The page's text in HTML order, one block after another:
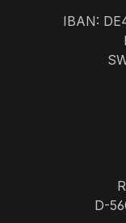
IBAN:
D-